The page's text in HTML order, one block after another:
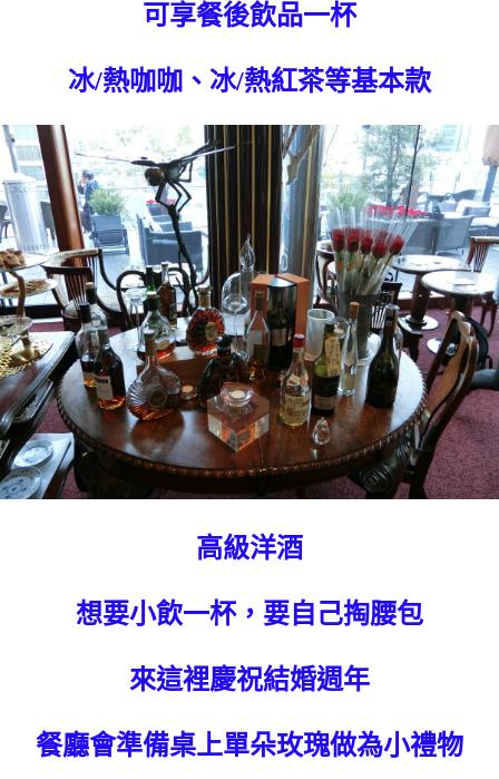
可享餐後飲品一杯
冰/熱咖咖、冰/熱紅茶等基本款
高級洋酒
想要小飲一杯，要自己掏腰包
來這裡慶祝結婚週年
餐廳會準備桌上單朵玫瑰做為小禮物